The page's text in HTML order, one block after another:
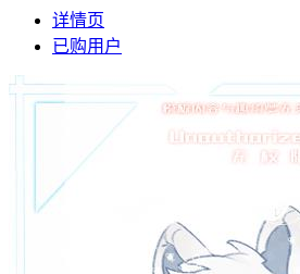
详情页
已购用户